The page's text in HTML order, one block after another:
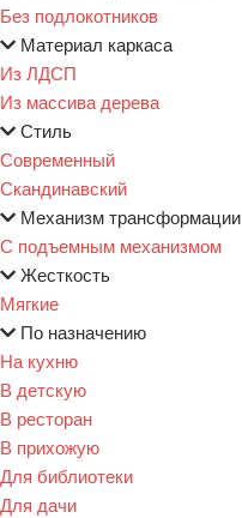
Без подлокотников
Материал каркаса
Из ЛДСП
Из массива дерева
Стиль
Современный
Скандинавский
Механизм трансформации
С подъемным механизмом
Жесткость
Мягкие
По назначению
На кухню
В детскую
В ресторан
В прихожую
Для библиотеки
Для дачи